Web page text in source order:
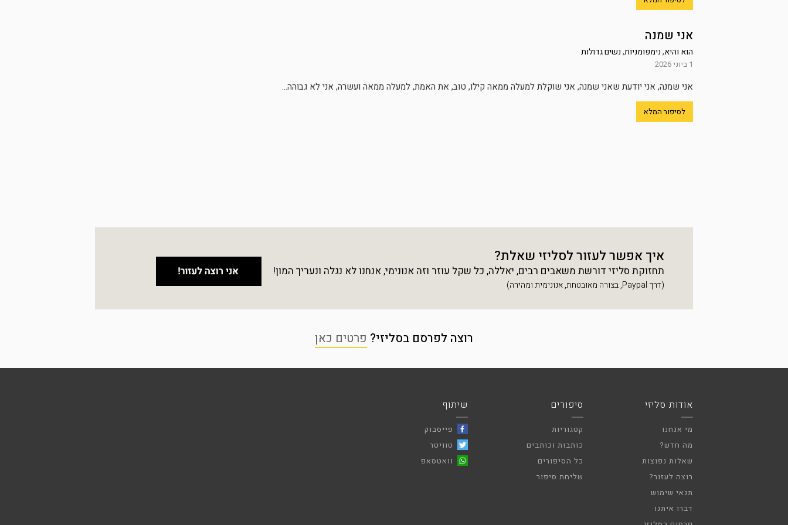
אני שמנה
הוא והיא,נימפומניות,נשים גדולות
1 ביוני 2026
אני שמנה, אני יודעת שאני שמנה, אני שוקלת למעלה ממאה קילו, טוב, את האמת, למעלה ממאה ועשרה, אני לא גבוהה...
לסיפור המלא
איך אפשר לעזור לסליזי שאלת?
תחזוקת סליזי דורשת משאבים רבים, יאללה, כל שקל עוזר וזה אנונימי, אנחנו לא נגלה ונעריך המון!
(דרך Paypal, בצורה מאובטחת, אנונימית ומהירה)
רוצה לפרסם בסליזי? פרטים כאן
אודות סליזי
מי אנחנו
מה חדש?
שאלות נפוצות
רוצה לעזור?
תנאי שימוש
דברו איתנו
סיפורים
קטגוריות
כותבות וכותבים
כל הסיפורים
שליחת סיפור
שיתוף
פייסבוק
טוויטר
וואטסאפ